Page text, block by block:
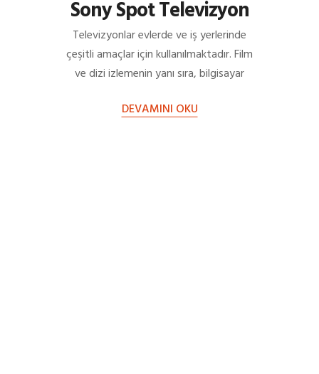
Sony Spot Televizyon
Televizyonlar evlerde ve iş yerlerinde
çeşitli amaçlar için kullanılmaktadır. Film
ve dizi izlemenin yanı sıra, bilgisayar
Günümüzde teknolojinin…
DEVAMINI OKU